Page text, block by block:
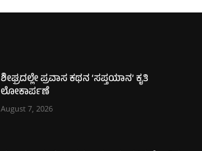
ಶೀಘ್ರದಲ್ಲೇ ಪ್ರವಾಸ ಕಥನ ‘ಸಪ್ತಯಾನ’ ಕೃತಿ
ಲೋಕಾರ್ಪಣೆ
August 7, 2026